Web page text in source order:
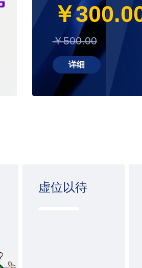
￥
￥500.00
详细
虚位以待